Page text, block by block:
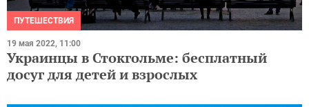
ПУТЕШЕСТВИЯ
19 мая 2022, 11:00
Украинцы в Стокгольме: бесплатный
досуг для детей и взрослых